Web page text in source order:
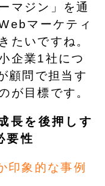
マジン」を通
マーケティ
たいですね。
企業1社につ
顧問で担当す
が目標です。
長を後押しす
要性
印象的な事例